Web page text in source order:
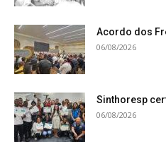
Acordo dos
06/08/2026
Sinthoresp
06/08/2026